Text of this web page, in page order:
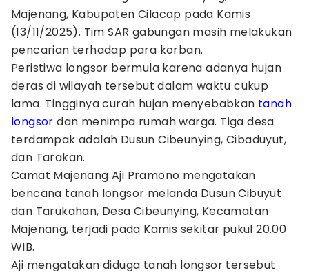
Majenang, Kabupaten Cilacap pada Kamis
(13/11/2025). Tim SAR gabungan masih melakukan
pencarian terhadap para korban.
Peristiwa longsor bermula karena adanya hujan
deras di wilayah tersebut dalam waktu cukup
lama. Tingginya curah hujan menyebabkan tanah
longsor dan menimpa rumah warga. Tiga desa
terdampak adalah Dusun Cibeunying, Cibaduyut,
dan Tarakan.
Camat Majenang Aji Pramono mengatakan
bencana tanah longsor melanda Dusun Cibuyut
dan Tarukahan, Desa Cibeunying, Kecamatan
Majenang, terjadi pada Kamis sekitar pukul 20.00
WIB.
Aji mengatakan diduga tanah longsor tersebut